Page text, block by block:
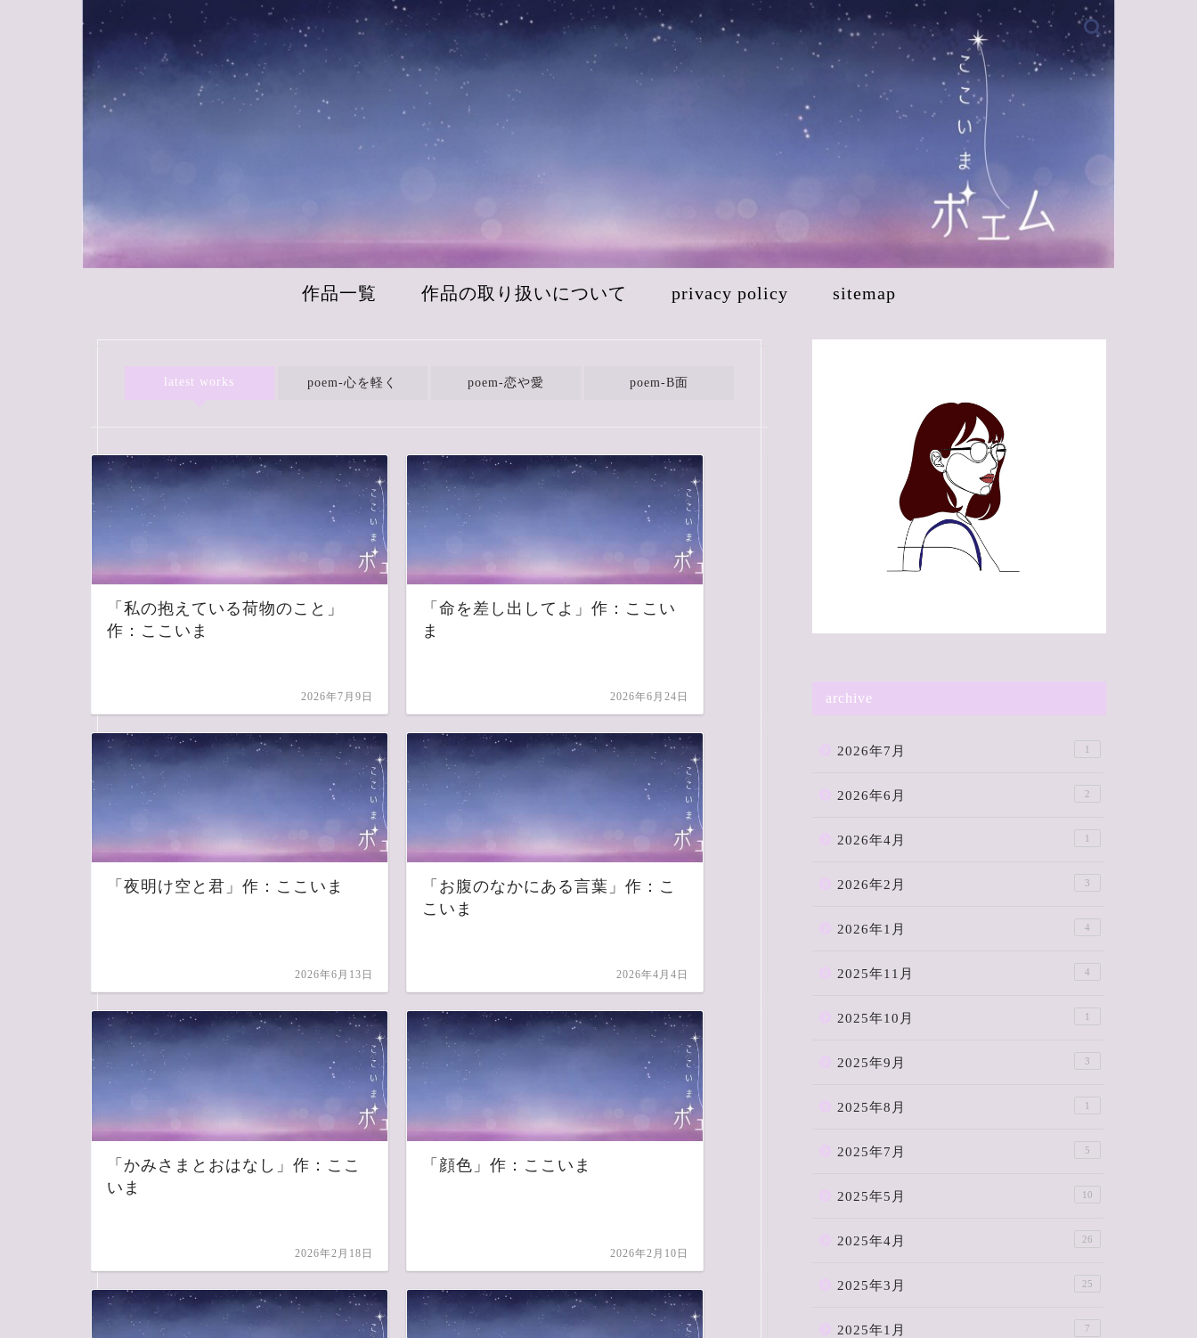
作品一覧 作品の取り扱いについて privacy policy sitemap
latest works poem-心を軽く poem-恋や愛 poem-B面
「私の抱えている荷物のこと」
作：ここいま
2026年7月9日
「命を差し出してよ」作：ここい
ま
2026年6月24日
「夜明け空と君」作：ここいま
2026年6月13日
「お腹のなかにある言葉」作：こ
こいま
2026年4月4日
「かみさまとおはなし」作：ここ
いま
2026年2月18日
「顔色」作：ここいま
2026年2月10日
こいま
いま
「顔色」作：ここいま
「わたしの
「蜘蛛の糸
archive
2026年7月 1
2026年6月 2
2026年4月 1
2026年2月 3
2026年1月 4
2025年11月 4
2025年10月 1
2025年9月 3
2025年8月 1
2025年7月 5
2025年5月 10
2025年4月 26
2025年3月 25
2025年1月 7